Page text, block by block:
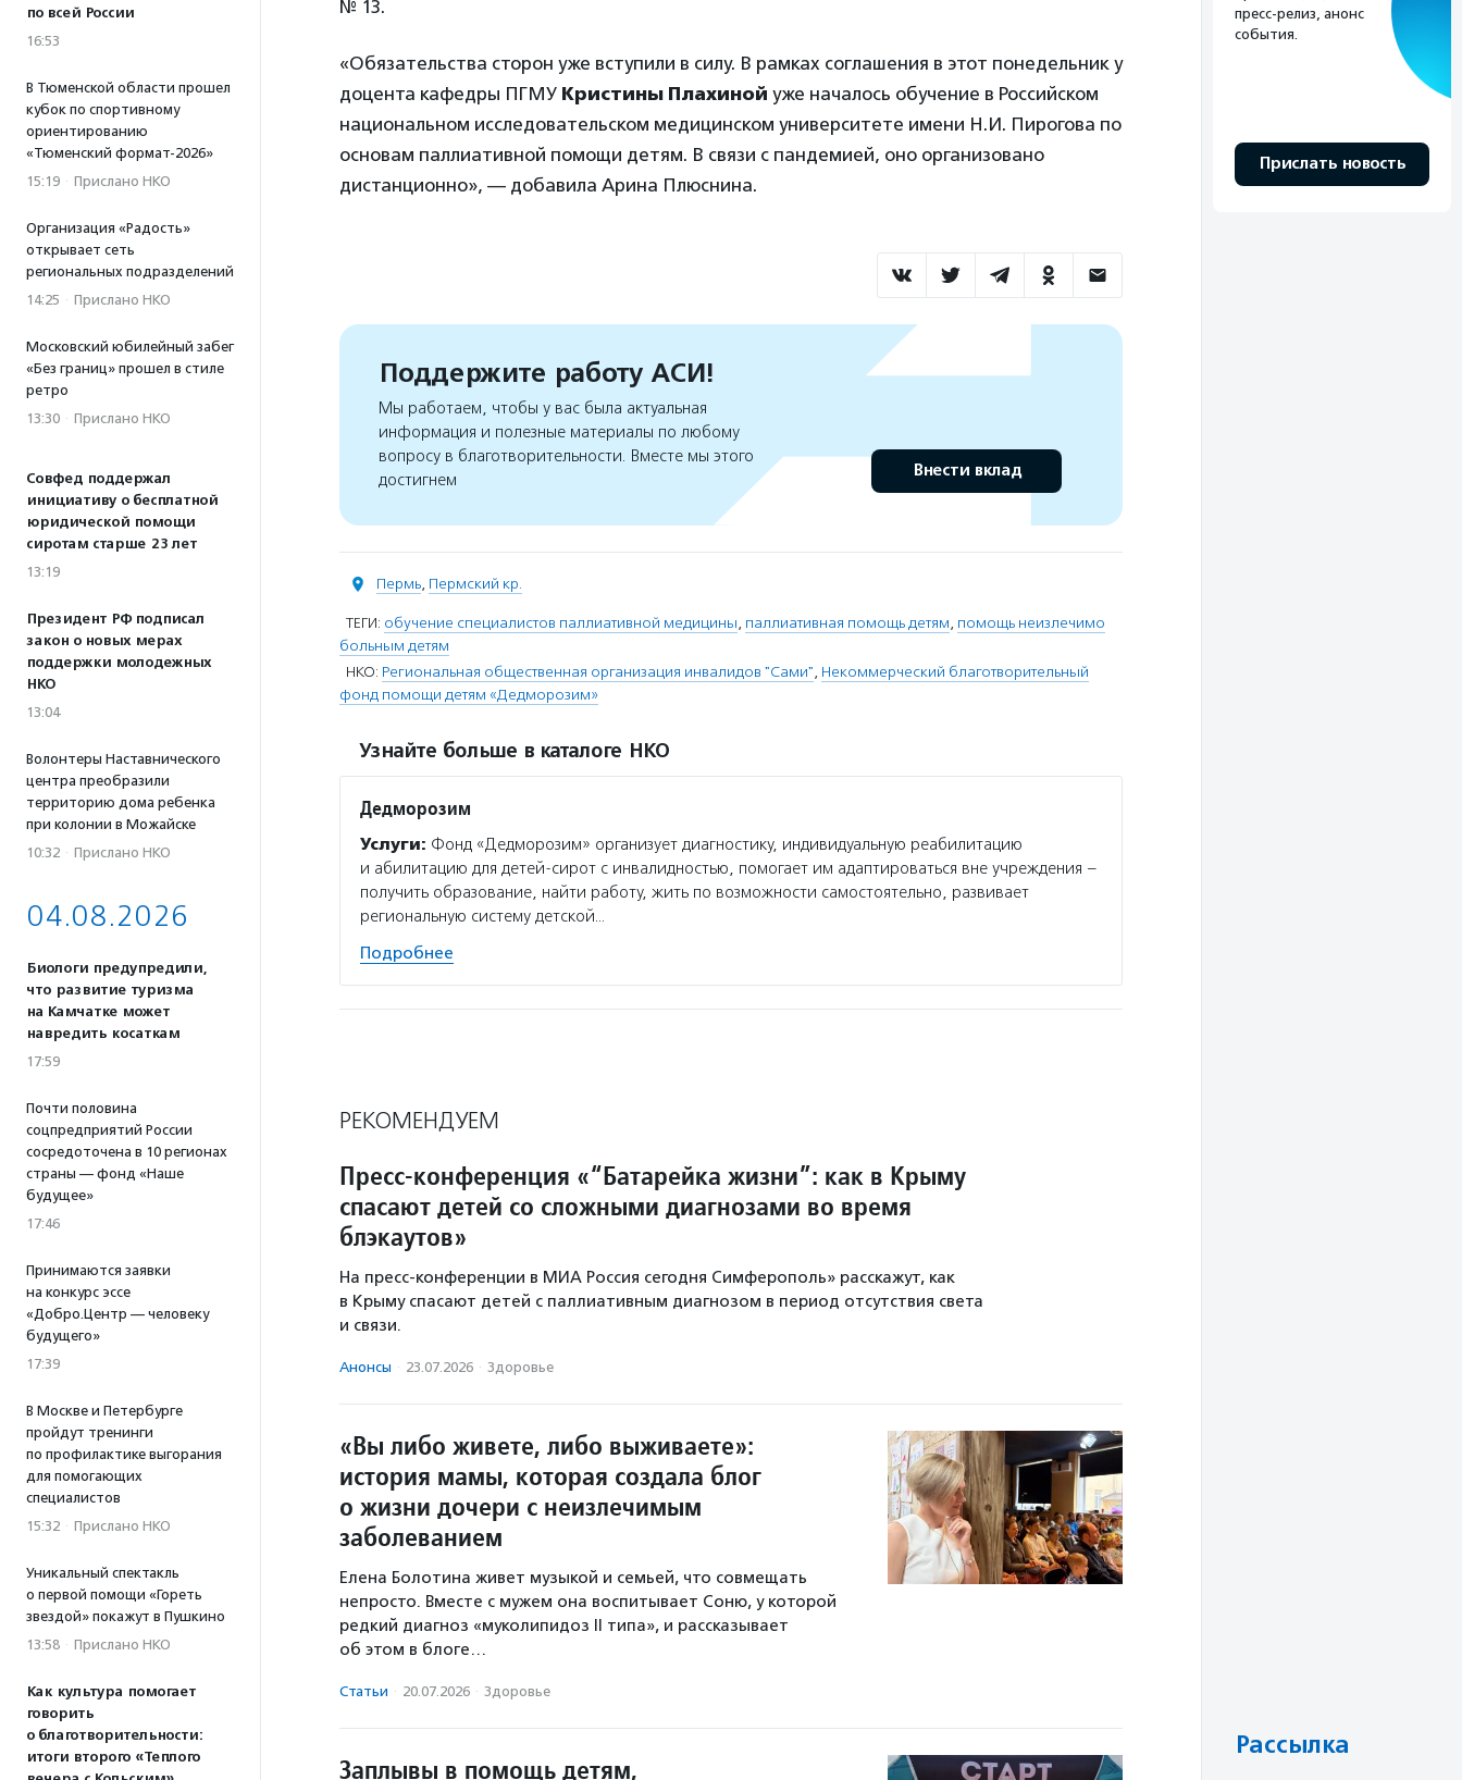
по всей России
16:53
В Тюменской области прошел
кубок по спортивному
ориентированию
«Тюменский формат-2026»
15:19 · Прислано НКО
Организация «Радость»
открывает сеть
региональных подразделений
14:25 · Прислано НКО
Московский юбилейный забег
«Без границ» прошел в стиле
ретро
13:30 · Прислано НКО
Совфед поддержал
инициативу о бесплатной
юридической помощи
сиротам старше 23 лет
13:19
Президент РФ подписал
закон о новых мерах
поддержки молодежных
НКО
13:04
Волонтеры Наставнического
центра преобразили
территорию дома ребенка
при колонии в Можайске
10:32 · Прислано НКО
04.08.2026
Биологи предупредили,
что развитие туризма
на Камчатке может
навредить косаткам
17:59
Почти половина
соцпредприятий России
сосредоточена в 10 регионах
страны — фонд «Наше
будущее»
17:46
Принимаются заявки
на конкурс эссе
«Добро.Центр — человеку
будущего»
17:39
В Москве и Петербурге
пройдут тренинги
по профилактике выгорания
для помогающих
специалистов
15:32 · Прислано НКО
Уникальный спектакль
о первой помощи «Гореть
звездой» покажут в Пушкино
13:58 · Прислано НКО
Как культура помогает
говорить
о благотворительности:
итоги второго «Теплого
№ 13.
«Обязательства сторон уже вступили в силу. В рамках соглашения в этот понедельник у
доцента кафедры ПГМУ Кристины Плахиной уже началось обучение в Российском
национальном исследовательском медицинском университете имени Н.И. Пирогова по
основам паллиативной помощи детям. В связи с пандемией, оно организовано
дистанционно», — добавила Арина Плюснина.
Поддержите работу АСИ!
Мы работаем, чтобы у вас была актуальная
информация и полезные материалы по любому
вопросу в благотворительности. Вместе мы этого
достигнем
Внести вклад
Пермь, Пермский кр.
ТЕГИ: обучение специалистов паллиативной медицины, паллиативная помощь детям, помощь неизлечимо
больным детям
НКО: Региональная общественная организация инвалидов "Сами", Некоммерческий благотворительный
фонд помощи детям «Дедморозим»
Узнайте больше в каталоге НКО
Дедморозим
Услуги: Фонд «Дедморозим» организует диагностику, индивидуальную реабилитацию
и абилитацию для детей-сирот с инвалидностью, помогает им адаптироваться вне учреждения –
получить образование, найти работу, жить по возможности самостоятельно, развивает
региональную систему детской…
Подробнее
РЕКОМЕНДУЕМ
Пресс-конференция «“Батарейка жизни”: как в Крыму
спасают детей со сложными диагнозами во время
блэкаутов»
На пресс-конференции в МИА Россия сегодня Симферополь» расскажут, как
в Крыму спасают детей с паллиативным диагнозом в период отсутствия света
и связи.
Анонсы · 23.07.2026 · Здоровье
«Вы либо живете, либо выживаете»:
история мамы, которая создала блог
о жизни дочери с неизлечимым
заболеванием
Елена Болотина живет музыкой и семьей, что совмещать
непросто. Вместе с мужем она воспитывает Соню, у которой
редкий диагноз «муколипидоз II типа», и рассказывает
об этом в блоге…
Статьи · 20.07.2026 · Здоровье
Заплывы в помощь детям,
пресс-релиз, анонс
события.
Прислать новость
Рассылка